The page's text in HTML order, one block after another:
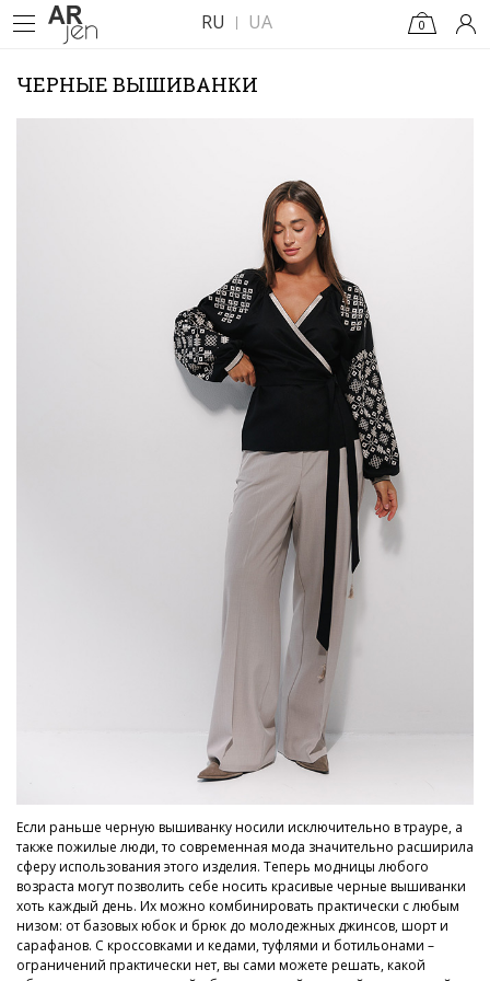
RU UA 0
ЧЕРНЫЕ ВЫШИВАНКИ
Если раньше черную вышиванку носили исключительно в трауре, а
также пожилые люди, то современная мода значительно расширила
сферу использования этого изделия. Теперь модницы любого
возраста могут позволить себе носить красивые черные вышиванки
хоть каждый день. Их можно комбинировать практически с любым
низом: от базовых юбок и брюк до молодежных джинсов, шорт и
сарафанов. С кроссовками и кедами, туфлями и ботильонами –
ограничений практически нет, вы сами можете решать, какой